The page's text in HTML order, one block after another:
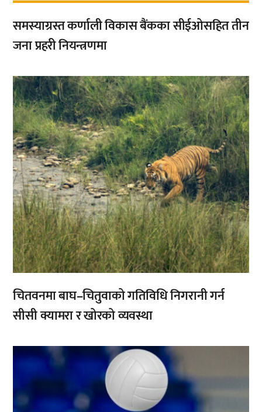
समस्याग्रस्त कर्णाली विकास बैंकका सीईओसहित तीन
जना प्रहरी नियन्त्रणमा
,
चितवनमा बाघ–चितुवाको गतिविधि निगरानी गर्न
सीसी क्यामरा र खोरको व्यवस्था
,